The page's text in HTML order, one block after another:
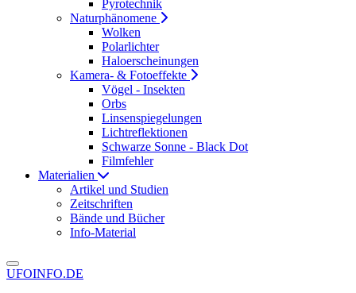
Pyrotechnik
Naturphänomene
Wolken
Polarlichter
Haloerscheinungen
Kamera- & Fotoeffekte
Vögel - Insekten
Orbs
Linsenspiegelungen
Lichtreflektionen
Schwarze Sonne - Black Dot
Filmfehler
Materialien
Artikel und Studien
Zeitschriften
Bände und Bücher
Info-Material
UFOINFO.DE